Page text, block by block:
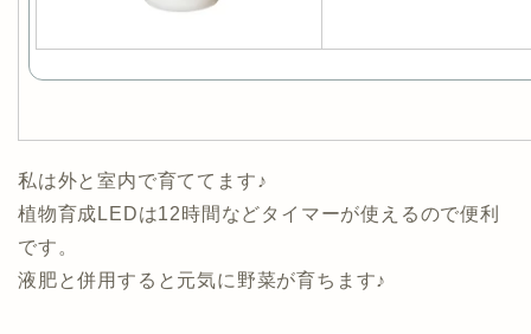
私は外と室内で育ててます♪
植物育成LEDは12時間などタイマーが使えるので便利
です。
液肥と併用すると元気に野菜が育ちます♪